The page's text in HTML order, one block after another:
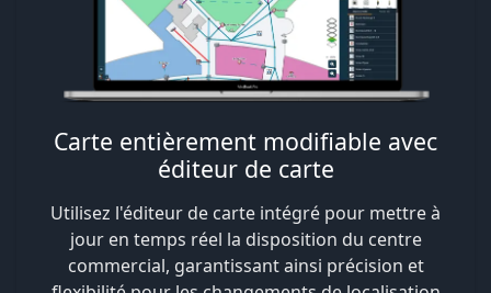
Carte entièrement modifiable avec
éditeur de carte
Utilisez l'éditeur de carte intégré pour mettre à
jour en temps réel la disposition du centre
commercial, garantissant ainsi précision et